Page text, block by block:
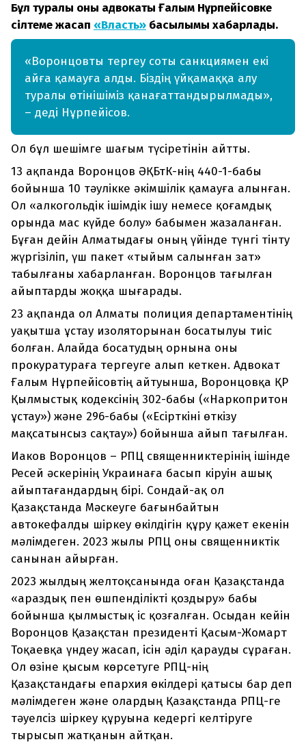
Бұл туралы оның адвокаты Ғалым Нұрпейісовке
сілтеме жасап «Власть» басылымы хабарлады.
«Воронцовты тергеу соты санкциямен екі
айға қамауға алды. Біздің үйқамаққа алу
туралы өтінішіміз қанағаттандырылмады»,
– деді Нұрпейісов.
Ол бұл шешімге шағым түсіретінін айтты.
13 ақпанда Воронцов ӘҚБтК-нің 440-1-бабы
бойынша 10 тәулікке әкімшілік қамауға алынған.
Ол «алкогольдік ішімдік ішу немесе қоғамдық
орында мас күйде болу» бабымен жазаланған.
Бұған дейін Алматыдағы оның үйінде түнгі тінту
жүргізіліп, үш пакет «тыйым салынған зат»
табылғаны хабарланған. Воронцов тағылған
айыптарды жоққа шығарады.
23 ақпанда ол Алматы полиция департаментінің
уақытша ұстау изоляторынан босатылуы тиіс
болған. Алайда босатудың орнына оны
прокуратураға тергеуге алып кеткен. Адвокат
Ғалым Нұрпейісовтің айтуынша, Воронцовқа ҚР
Қылмыстық кодексінің 302-бабы («Наркопритон
ұстау») және 296-бабы («Есірткіні өткізу
мақсатынсыз сақтау») бойынша айып тағылған.
Иаков Воронцов – РПЦ священниктерінің ішінде
Ресей әскерінің Украинаға басып кіруін ашық
айыптағандардың бірі. Сондай-ақ ол
Қазақстанда Мәскеуге бағынбайтын
автокефалды шіркеу өкілдігін құру қажет екенін
мәлімдеген. 2023 жылы РПЦ оны священниктік
санынан айырған.
2023 жылдың желтоқсанында оған Қазақстанда
«араздық пен өшпенділікті қоздыру» бабы
бойынша қылмыстық іс қозғалған. Осыдан кейін
Воронцов Қазақстан президенті Қасым-Жомарт
Тоқаевқа үндеу жасап, ісін әділ қарауды сұраған.
Ол өзіне қысым көрсетуге РПЦ-нің
Қазақстандағы епархия өкілдері қатысы бар деп
мәлімдеген және олардың Қазақстанда РПЦ-ге
тәуелсіз шіркеу құруына кедергі келтіруге
тырысып жатқанын айтқан.